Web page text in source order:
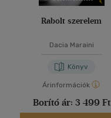
Rabolt szerelem
Dacia Maraini
Könyv
Árinformációk
Borító ár: 3 499 Ft